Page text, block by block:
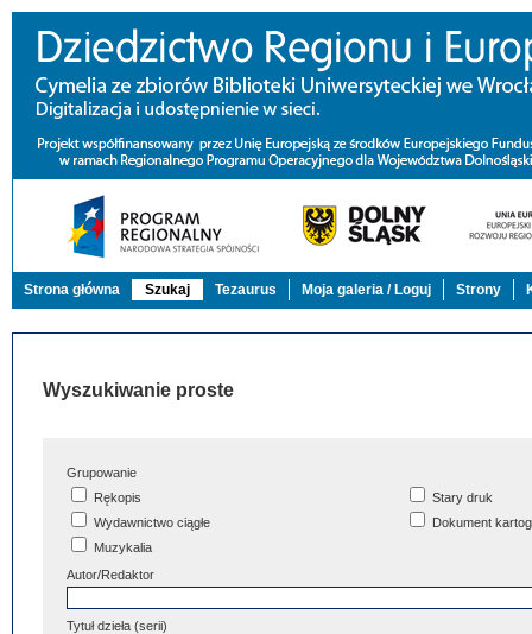
Strona główna Szukaj Tezaurus Moja galeria / Loguj Strony
Wyszukiwanie proste
Grupowanie
Rękopis
Stary druk
Wydawnictwo ciągłe
Dokument
Muzykalia
Autor/Redaktor
Tytuł dzieła (serii)